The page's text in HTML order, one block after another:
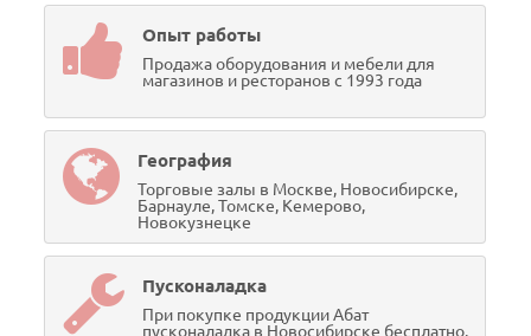
Опыт работы
Продажа оборудования и мебели для
магазинов и ресторанов с 1993 года
География
Торговые залы в Москве, Новосибирске,
Барнауле, Томске, Кемерово,
Новокузнецке
Пусконаладка
При покупке продукции Абат
пусконаладка в Новосибирске бесплатно.